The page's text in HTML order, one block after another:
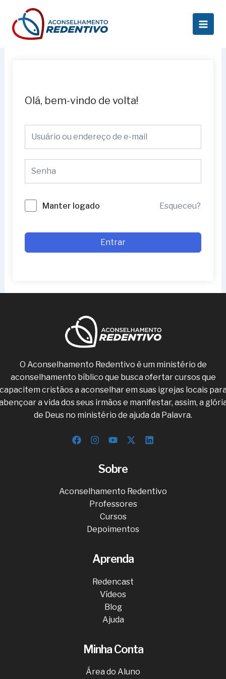
para
Main
Olá, bem-vindo de volta!
Manter logado Esqueceu?
Entrar
O Aconselhamento Redentivo é um ministério de
aconselhamento bíblico que busca ofertar cursos que
cristãos a aconselhar em suas igrejas locais
a vida dos seus irmãos e manifestar, assim, a
de Deus no ministério de ajuda da Palavra.
Sobre
Aconselhamento Redentivo
Professores
Cursos
Depoimentos
Aprenda
Redencast
Vídeos
Blog
Ajuda
Minha Conta
Área do Aluno